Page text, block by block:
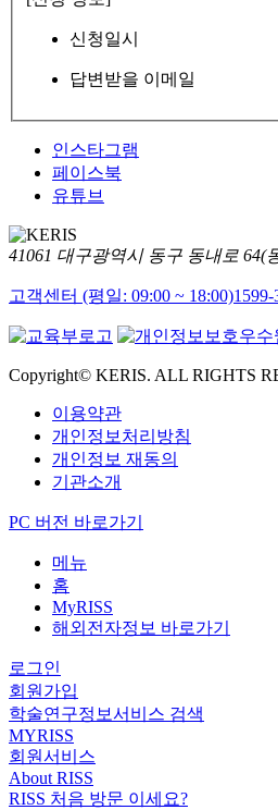
신청일시
답변받을 이메일
인스타그램
페이스북
유튜브
41061 대구광역시 동구 동내로 64(
고객센터 (평일: 09:00 ~ 18:00)1599-
Copyright© KERIS. ALL RIGHTS
이용약관
개인정보처리방침
개인정보 재동의
기관소개
PC 버전 바로가기
메뉴
홈
MyRISS
해외전자정보 바로가기
로그인
회원가입
학술연구정보서비스 검색
MYRISS
회원서비스
About RISS
RISS 처음 방문 이세요?